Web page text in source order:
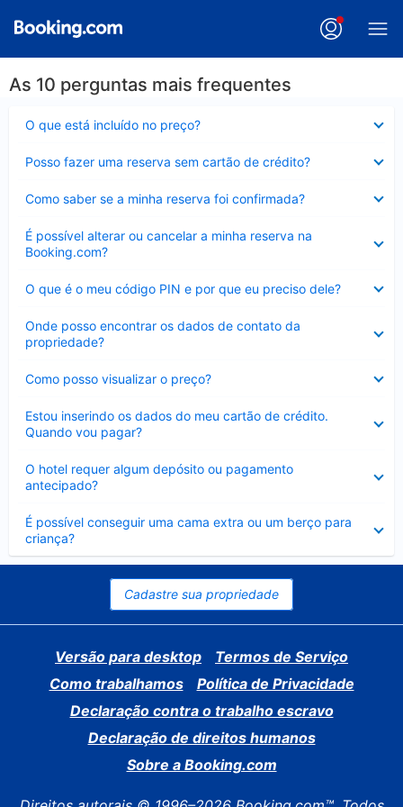
As 10 perguntas mais frequentes
O que está incluído no preço?
Posso fazer uma reserva sem cartão de crédito?
Como saber se a minha reserva foi confirmada?
É possível alterar ou cancelar a minha reserva na
Booking.com?
Contraído
O que é o meu código PIN e por que eu preciso dele?
Onde posso encontrar os dados de contato da
propriedade?
Como posso visualizar o preço?
Estou inserindo os dados do meu cartão de crédito.
Quando vou pagar?
O hotel requer algum depósito ou pagamento
antecipado?
É possível conseguir uma cama extra ou um berço para
criança?
Contraído
Cadastre sua propriedade
Versão para desktop
Termos de Serviço
Como trabalhamos
Política de Privacidade
Declaração contra o trabalho escravo
Declaração de direitos humanos
Sobre a Booking.com